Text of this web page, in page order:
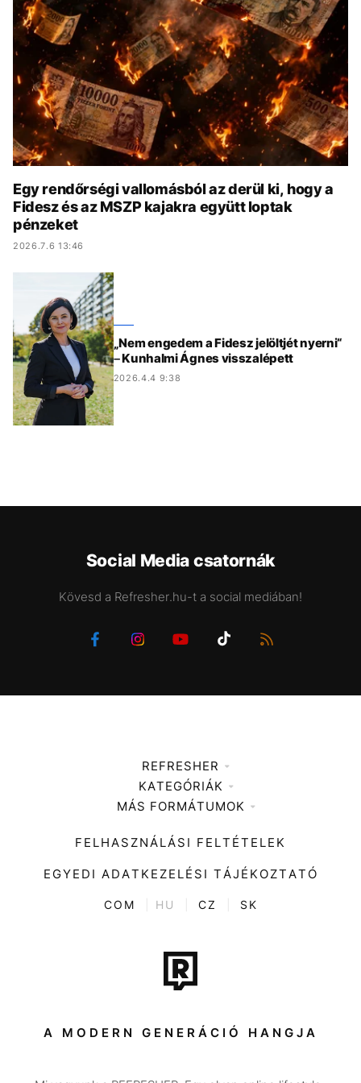
KÖZÉLET UTAZÁS
ÉLETMÓD DESIGN
BESZÉLGETÉSEK ARCOK
VIDEÓ TÖRTÉNETEK
GASZTRO
Egy rendőrségi vallomásból az derül ki, hogy a
Fidesz és az MSZP kajakra együtt loptak
pénzeket
2026.7.6 13:46
„Nem engedem a Fidesz jelöltjét nyerni“
– Kunhalmi Ágnes visszalépett
2026.4.4 9:38
Social Media csatornák
Kövesd a Refresher.hu-t a social mediában!
REFRESHER
Médiaajánlat
KATEGÓRIÁK
Zene
Divat
Kultúra
ENTR
Tech-Tudomány
Sport
Társadalom
MÁS FORMÁTUMOK
FELHASZNÁLÁSI FELTÉTELEK
EGYEDI ADATKEZELÉSI TÁJÉKOZTATÓ
COM HU CZ SK
A MODERN GENERÁCIÓ HANGJA